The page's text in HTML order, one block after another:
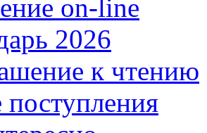
on-line
2026
к чтению